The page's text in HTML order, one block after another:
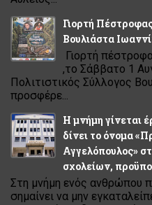
Γιορτή
Βουλιάστα
Γιορτή
,το Σάββατο 1
Πολιτιστικός Σύλλογος
προσφέρε...
Η μνήμη γίνεται
δίνει το όνομα
Αγγελόπουλος»
σχολείων,
Στη μνήμη ενός ανθρώπου
σημαίνει να μην